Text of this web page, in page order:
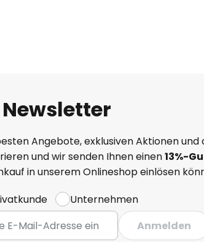
Newsletter
Angebote, exklusiven Aktionen und
und wir senden Ihnen einen13%-
in unserem Onlineshop einlösen
Unternehmen
Anmelden